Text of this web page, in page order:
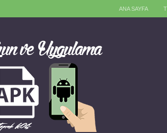
ANA SAYFA